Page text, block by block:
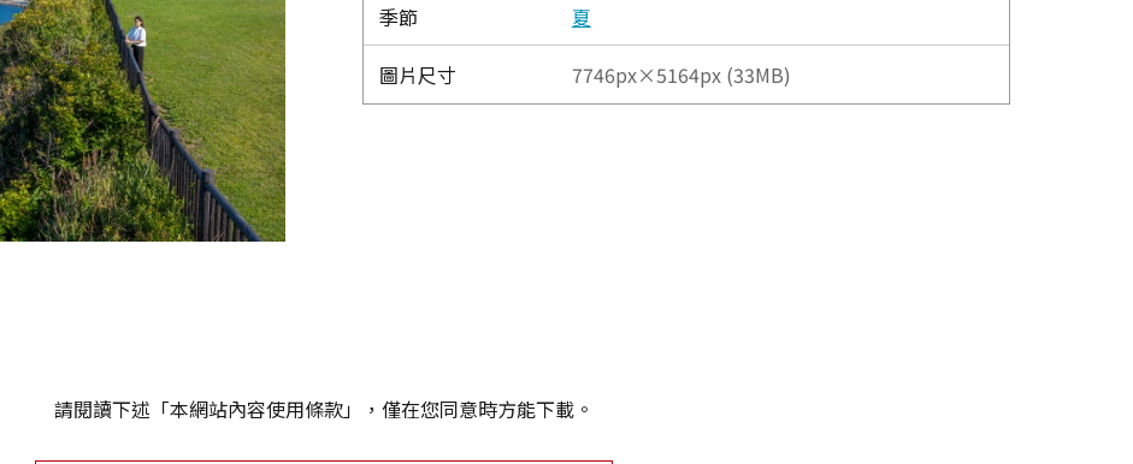
季節 夏
圖片尺寸 7746px×5164px (33MB)
請閱讀下述「本網站內容使用條款」，僅在您同意時方能下載。